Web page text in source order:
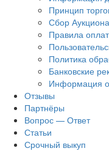
Принцип
Сбор Аукциона
Правила
Политика
Банковские
Информация о
Отзывы
Партнёры
Вопрос — Ответ
Статьи
Срочный выкуп